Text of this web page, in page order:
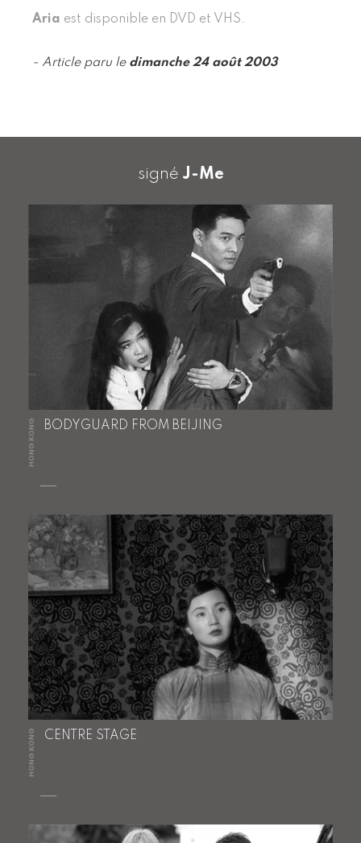
Aria est disponible en DVD et VHS.
- Article paru le dimanche 24 août 2003
signé J-Me
HONG KONG BODYGUARD FROM BEIJING
HONG KONG CENTRE STAGE